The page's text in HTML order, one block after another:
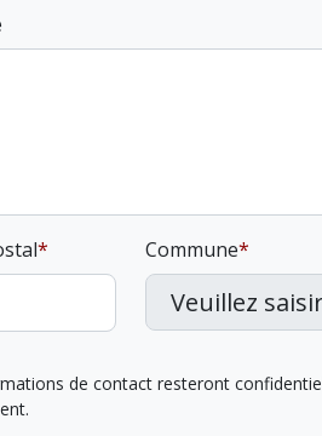
Commune
de contact resteront